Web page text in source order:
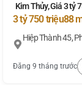
Kim Thủy, Giá 3 tỷ
3 tỷ 750 triệu88
Hiệp Thành 45,
Đăng 9 tháng trước